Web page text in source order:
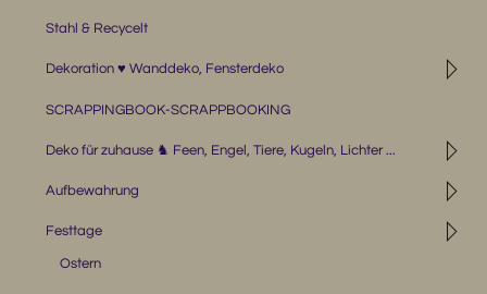
Stahl & Recycelt
◹
Dekoration ♥ Wanddeko, Fensterdeko
SCRAPPINGBOOK-SCRAPPBOOKING
◹
Deko für zuhause ♞ Feen, Engel, Tiere, Kugeln, Lichter ...
◹
Aufbewahrung
◹
Festtage
Ostern